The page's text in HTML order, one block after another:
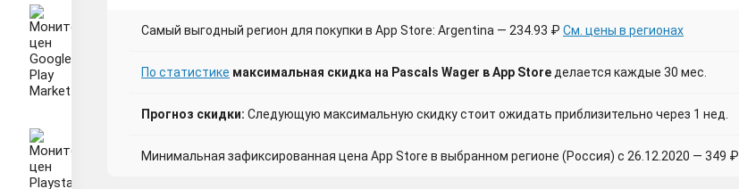
Самый выгодный регион для покупки в App Store: Argentina — 234.93 ₽ См. цены в регионах
По статистике максимальная скидка на Pascals Wager в App Store делается каждые 30 мес.
Прогноз скидки: Следующую максимальную скидку стоит ожидать приблизительно через 1 нед.
Минимальная зафиксированная цена App Store в выбранном регионе (Россия) с 26.12.2020 — 349 ₽